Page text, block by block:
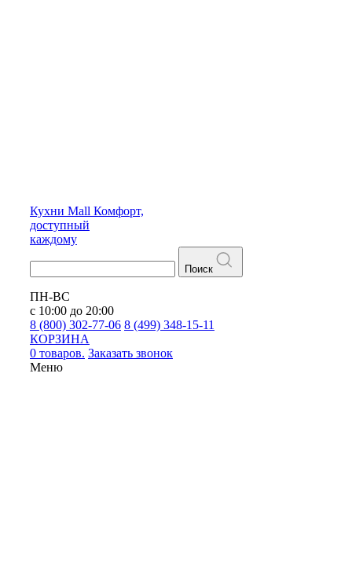
Кухни Mall Комфорт,
доступный
каждому
Поиск
ПН-ВС
с 10:00 до 20:00
8 (800) 302-77-06 8 (499) 348-15-11
КОРЗИНА
0 товаров. Заказать звонок
Меню